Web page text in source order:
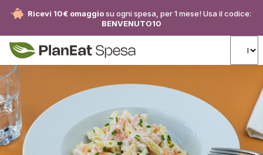
Ricevi 10€ omaggiosu ogni spesa, per 1 mese! Usa il codice:
BENVENUTO10